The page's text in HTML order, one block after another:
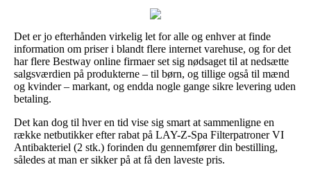
Det er jo efterhånden virkelig let for alle og enhver at finde
information om priser i blandt flere internet varehuse, og for det
har flere Bestway online firmaer set sig nødsaget til at nedsætte
salgsværdien på produkterne – til børn, og tillige også til mænd
og kvinder – markant, og endda nogle gange sikre levering uden
betaling.
Det kan dog til hver en tid vise sig smart at sammenligne en
række netbutikker efter rabat på LAY-Z-Spa Filterpatroner VI
Antibakteriel (2 stk.) forinden du gennemfører din bestilling,
således at man er sikker på at få den laveste pris.